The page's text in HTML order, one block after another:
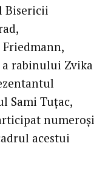
Bisericii
rabinului Zvika
Sami Tuțac,
numeroși
acestui